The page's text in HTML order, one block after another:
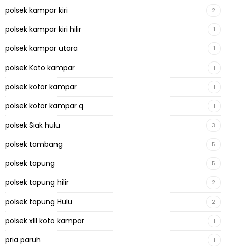
polsek kampar kiri 2
polsek kampar kiri hilir 1
polsek kampar utara 1
polsek Koto kampar 1
polsek kotor kampar 1
polsek kotor kampar q 1
polsek Siak hulu 3
polsek tambang 5
polsek tapung 5
polsek tapung hilir 2
polsek tapung Hulu 2
polsek xlll koto kampar 1
pria paruh 1